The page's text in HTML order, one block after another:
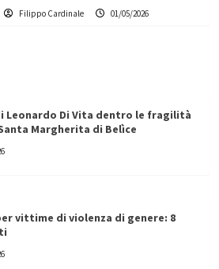
Filippo Cardinale 01/05/2026
Leonardo Di Vita dentro le fragilità
Margherita di Belìce
vittime di violenza di genere: 8